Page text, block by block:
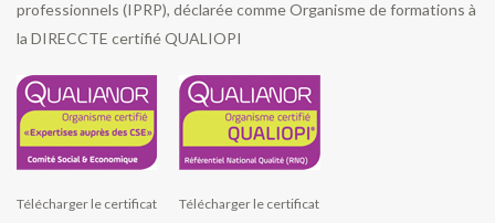
professionnels (IPRP), déclarée comme Organisme de formations à
la DIRECCTE certifié QUALIOPI
Télécharger le certificat Télécharger le certificat